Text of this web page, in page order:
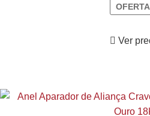
Ver